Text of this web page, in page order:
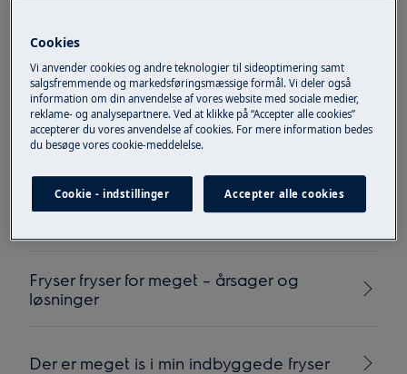
Temperatur i fryser er for lav – årsager og
løsninger
Fryser laver ikke isterninger
Låget på kummefryser er svær at åbne
Fryser fryser for meget – årsager og
løsninger
Der er meget is i min indbyggede fryser
Cookies
Vi anvender cookies og andre teknologier til sideoptimering samt
salgsfremmende og markedsføringsmæssige formål. Vi deler også
information om din anvendelse af vores website med sociale medier,
reklame- og analysepartnere. Ved at klikke på “Accepter alle cookies”
accepterer du vores anvendelse af cookies. For mere information bedes
du besøge vores cookie-meddelelse.
Cookie - indstillinger Accepter alle cookies